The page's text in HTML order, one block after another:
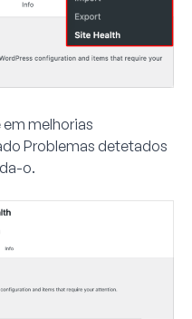
em melhorias
Problemas detetados
o.